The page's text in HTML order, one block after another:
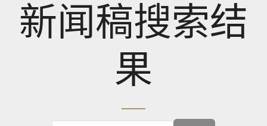
新闻稿搜索结
果